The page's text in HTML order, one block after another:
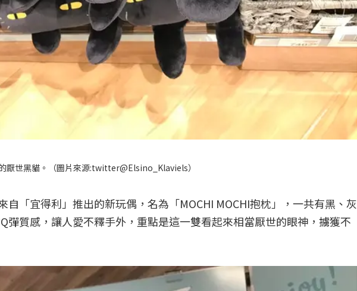
厭世黑貓。（圖片來源:twitter@Elsino_Klaviels）
「宜得利」推出的新玩偶，名為「MOCHI MOCHI抱枕」，一共有黑、灰
彈質感，讓人愛不釋手外，重點是這一雙看起來相當厭世的眼神，擄獲不